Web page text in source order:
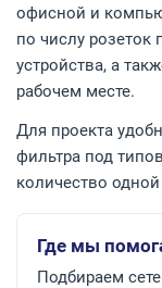
офисной и
по числу
устройства, а
рабочем месте.
Для проекта
фильтра под
количество одной
Где мы
Подбираем